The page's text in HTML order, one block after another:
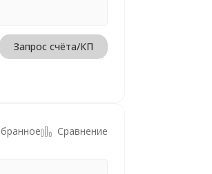
Запрос счёта/КП
Сравнение